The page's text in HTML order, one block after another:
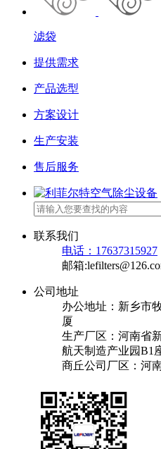
滤袋
提供需求
产品选型
方案设计
生产安装
售后服务
联系我们
电话：17637315927
邮箱
公司地址
办公地址：新乡市
厦
生产厂区：河南省
航天制造产业园B1
商丘公司厂区：河